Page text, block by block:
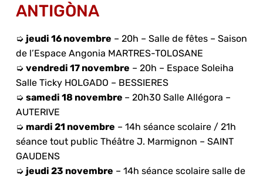
ANTIGÒNA
➭ jeudi 16 novembre – 20h – Salle de fêtes – Saison
de l’Espace Angonia MARTRES-TOLOSANE
➭ vendredi 17 novembre – 20h – Espace Soleiha
Salle Ticky HOLGADO – BESSIERES
➭ samedi 18 novembre – 20h30 Salle Allégora –
AUTERIVE
➭ mardi 21 novembre – 14h séance scolaire / 21h
séance tout public Théâtre J. Marmignon – SAINT
GAUDENS
➭ jeudi 23 novembre – 14h séance scolaire salle de